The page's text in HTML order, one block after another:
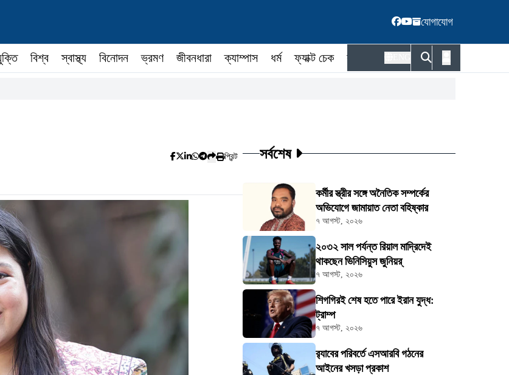
যোগাযোগ
বিশ্ব স্বাস্থ্য বিনোদন ভ্রমণ জীবনধারা ক্যাম্পাস ধর্ম ফ্যাক্ট চেক কর্মকর্তা
প্রিন্ট সর্বশেষ
কর্মীর স্ত্রীর সঙ্গে অনৈতিক সম্পর্কের
অভিযোগে জামায়াত নেতা বহিষ্কার
৭ আগস্ট, ২০২৬
২০৩২ সাল পর্যন্ত রিয়াল মাদ্রিদেই
থাকছেন ভিনিসিয়ুস জুনিয়র্
৭ আগস্ট, ২০২৬
শিগগিরই শেষ হতে পারে ইরান যুদ্ধ:
ট্রাম্প
৭ আগস্ট, ২০২৬
র‍্যাবের পরিবর্তে এসআরবি গঠনের
আইনের খসড়া প্রকাশ